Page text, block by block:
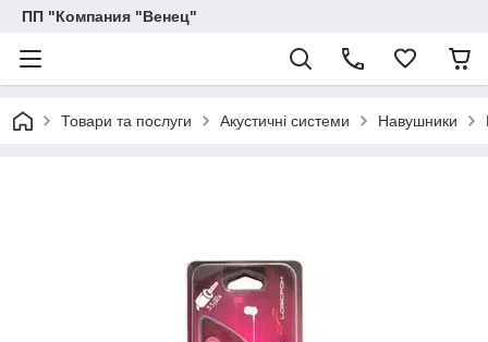
ПП "Компания "Венец"
Товари та послуги Акустичні системи Навушники